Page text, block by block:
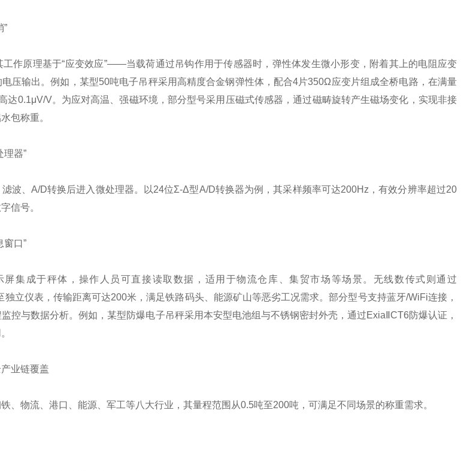
”
作原理基于“应变效应”——当载荷通过吊钩作用于传感器时，弹性体发生微小形变，附着其上的电阻应变
压输出。例如，某型50吨电子吊秤采用高精度合金钢弹性体，配合4片350Ω应变片组成全桥电路，在满量
达0.1μV/V。为应对高温、强磁环境，部分型号采用压磁式传感器，通过磁畴旋转产生磁场变化，实现非接
包称重。
理器”
波、A/D转换后进入微处理器。以24位Σ-Δ型A/D转换器为例，其采样频率可达200Hz，有效分辨率超过20
信号。
窗口”
屏集成于秤体，操作人员可直接读取数据，适用于物流仓库、集贸市场等场景。无线数传式则通过
立仪表，传输距离可达200米，满足铁路码头、能源矿山等恶劣工况需求。部分型号支持蓝牙/WiFi连接，
控与数据分析。例如，某型防爆电子吊秤采用本安型电池组与不锈钢密封外壳，通过ExiaⅡCT6防爆认证，
业链覆盖
、物流、港口、能源、军工等八大行业，其量程范围从0.5吨至200吨，可满足不同场景的称重需求。